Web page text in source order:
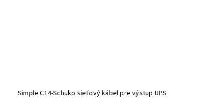
Simple C14-Schuko sieťový kábel pre výstup UPS